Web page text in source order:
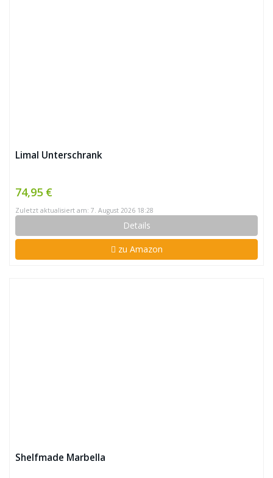
Limal Unterschrank
74,95 €
Zuletzt aktualisiert am: 7. August 2026 18:28
Details
zu Amazon
Shelfmade Marbella